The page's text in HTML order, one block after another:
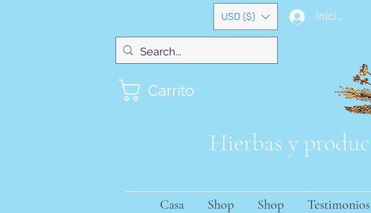
USD ($) Iniciar
Carrito
Hierbas y
Casa Shop Shop Testimonios